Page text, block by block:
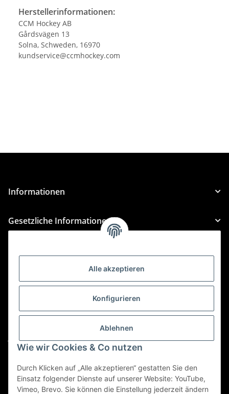
Alle akzeptieren
Konfigurieren
Ablehnen
Wie wir Cookies & Co nutzen
Durch Klicken auf „Alle akzeptieren“ gestatten Sie den
Einsatz folgender Dienste auf unserer Website: YouTube,
Vimeo, Brevo. Sie können die Einstellung jederzeit ändern
Herstellerinformationen:
CCM Hockey AB
Gårdsvägen 13
Solna, Schweden, 16970
kundservice@ccmhockey.com
Informationen
Gesetzliche Informationen
Für Custom Anfragen und Custom Bestellungen auch
custom@htr-shop.com
Für Trikot-Anfragen und Bestellungen
teamwear@htr-shop.com
Für Reklamationen und Retouren